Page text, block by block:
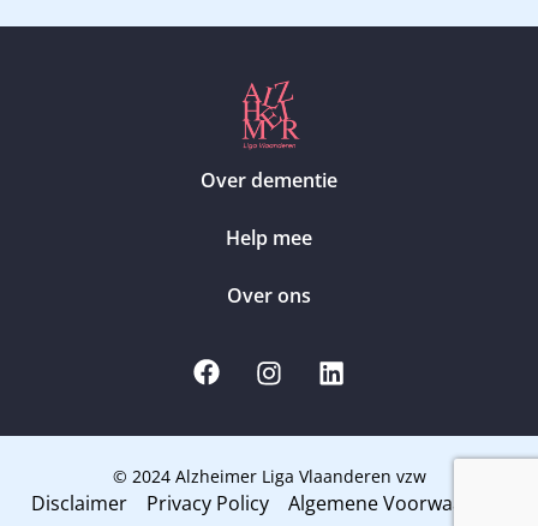
Over dementie
Help mee
Over ons
© 2024 Alzheimer Liga Vlaanderen vzw
Disclaimer Privacy Policy Algemene Voorwaarden